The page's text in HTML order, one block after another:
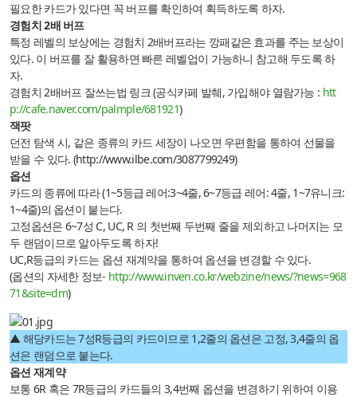
필요한 카드가 있다면 꼭 버프를 확인하여 획득하도록 하자.
경험치 2배 버프
특정 레벨의 보상에는 경험치 2배버프라는 깡패같은 효과를 주는 보상이
있다. 이 버프를 잘 활용하면 빠른 레벨업이 가능하니 참고해 두도록 하
자.
경험치 2배버프 잘쓰는법 링크 (공식카페 발췌, 가입해야 열람가능 : htt
p://cafe.naver.com/palmple/681921)
잭팟
던전 탐색 시, 같은 종류의 카드 세장이 나오면 우편함을 통하여 선물을
받을 수 있다. (http://www.ilbe.com/3087799249)
옵션
카드의 종류에 따라 (1~5등급 레어:3~4줄, 6~7등급 레어: 4줄, 1~7유니크:
1~4줄)의 옵션이 붙는다.
고정옵션은 6~7성 C, UC, R 의 첫번째 두번째 줄을 제외하고 나머지는 모
두 랜덤이므로 알아두도록 하자!
UC,R등급의 카드는 옵션 재계약을 통하여 옵션을 변경할 수 있다.
(옵션의 자세한 정보- http://www.inven.co.kr/webzine/news/?news=968
71&site=dm)
▲ 해당카드는 7성R등급의 카드이므로 1,2줄의 옵션은 고정, 3,4줄의 옵
션은 랜덤으로 붙는다.
옵션 재계약
보통 6R 혹은 7R등급의 카드들의 3,4번째 옵션을 변경하기 위하여 이용